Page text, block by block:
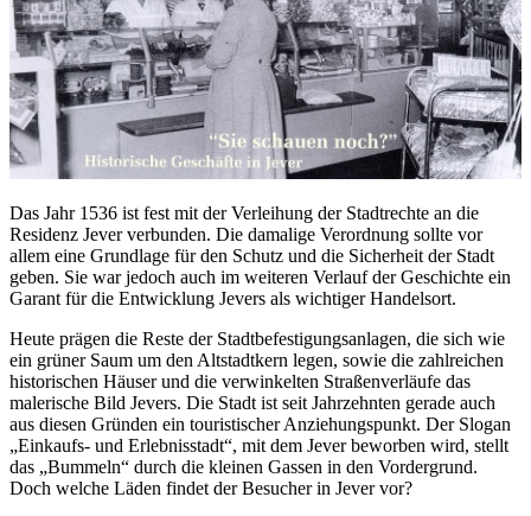
Das Jahr 1536 ist fest mit der Verleihung der Stadtrechte an die
Residenz Jever verbunden. Die damalige Verordnung sollte vor
allem eine Grundlage für den Schutz und die Sicherheit der Stadt
geben. Sie war jedoch auch im weiteren Verlauf der Geschichte ein
Garant für die Entwicklung Jevers als wichtiger Handelsort.
Heute prägen die Reste der Stadtbefestigungsanlagen, die sich wie
ein grüner Saum um den Altstadtkern legen, sowie die zahlreichen
historischen Häuser und die verwinkelten Straßenverläufe das
malerische Bild Jevers. Die Stadt ist seit Jahrzehnten gerade auch
aus diesen Gründen ein touristischer Anziehungspunkt. Der Slogan
„Einkaufs- und Erlebnisstadt“, mit dem Jever beworben wird, stellt
das „Bummeln“ durch die kleinen Gassen in den Vordergrund.
Doch welche Läden findet der Besucher in Jever vor?